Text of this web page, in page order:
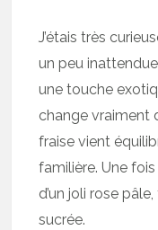
J’étais très
un peu
une touche
change vraiment
fraise vient
familière. Une
d’un joli rose
sucrée.